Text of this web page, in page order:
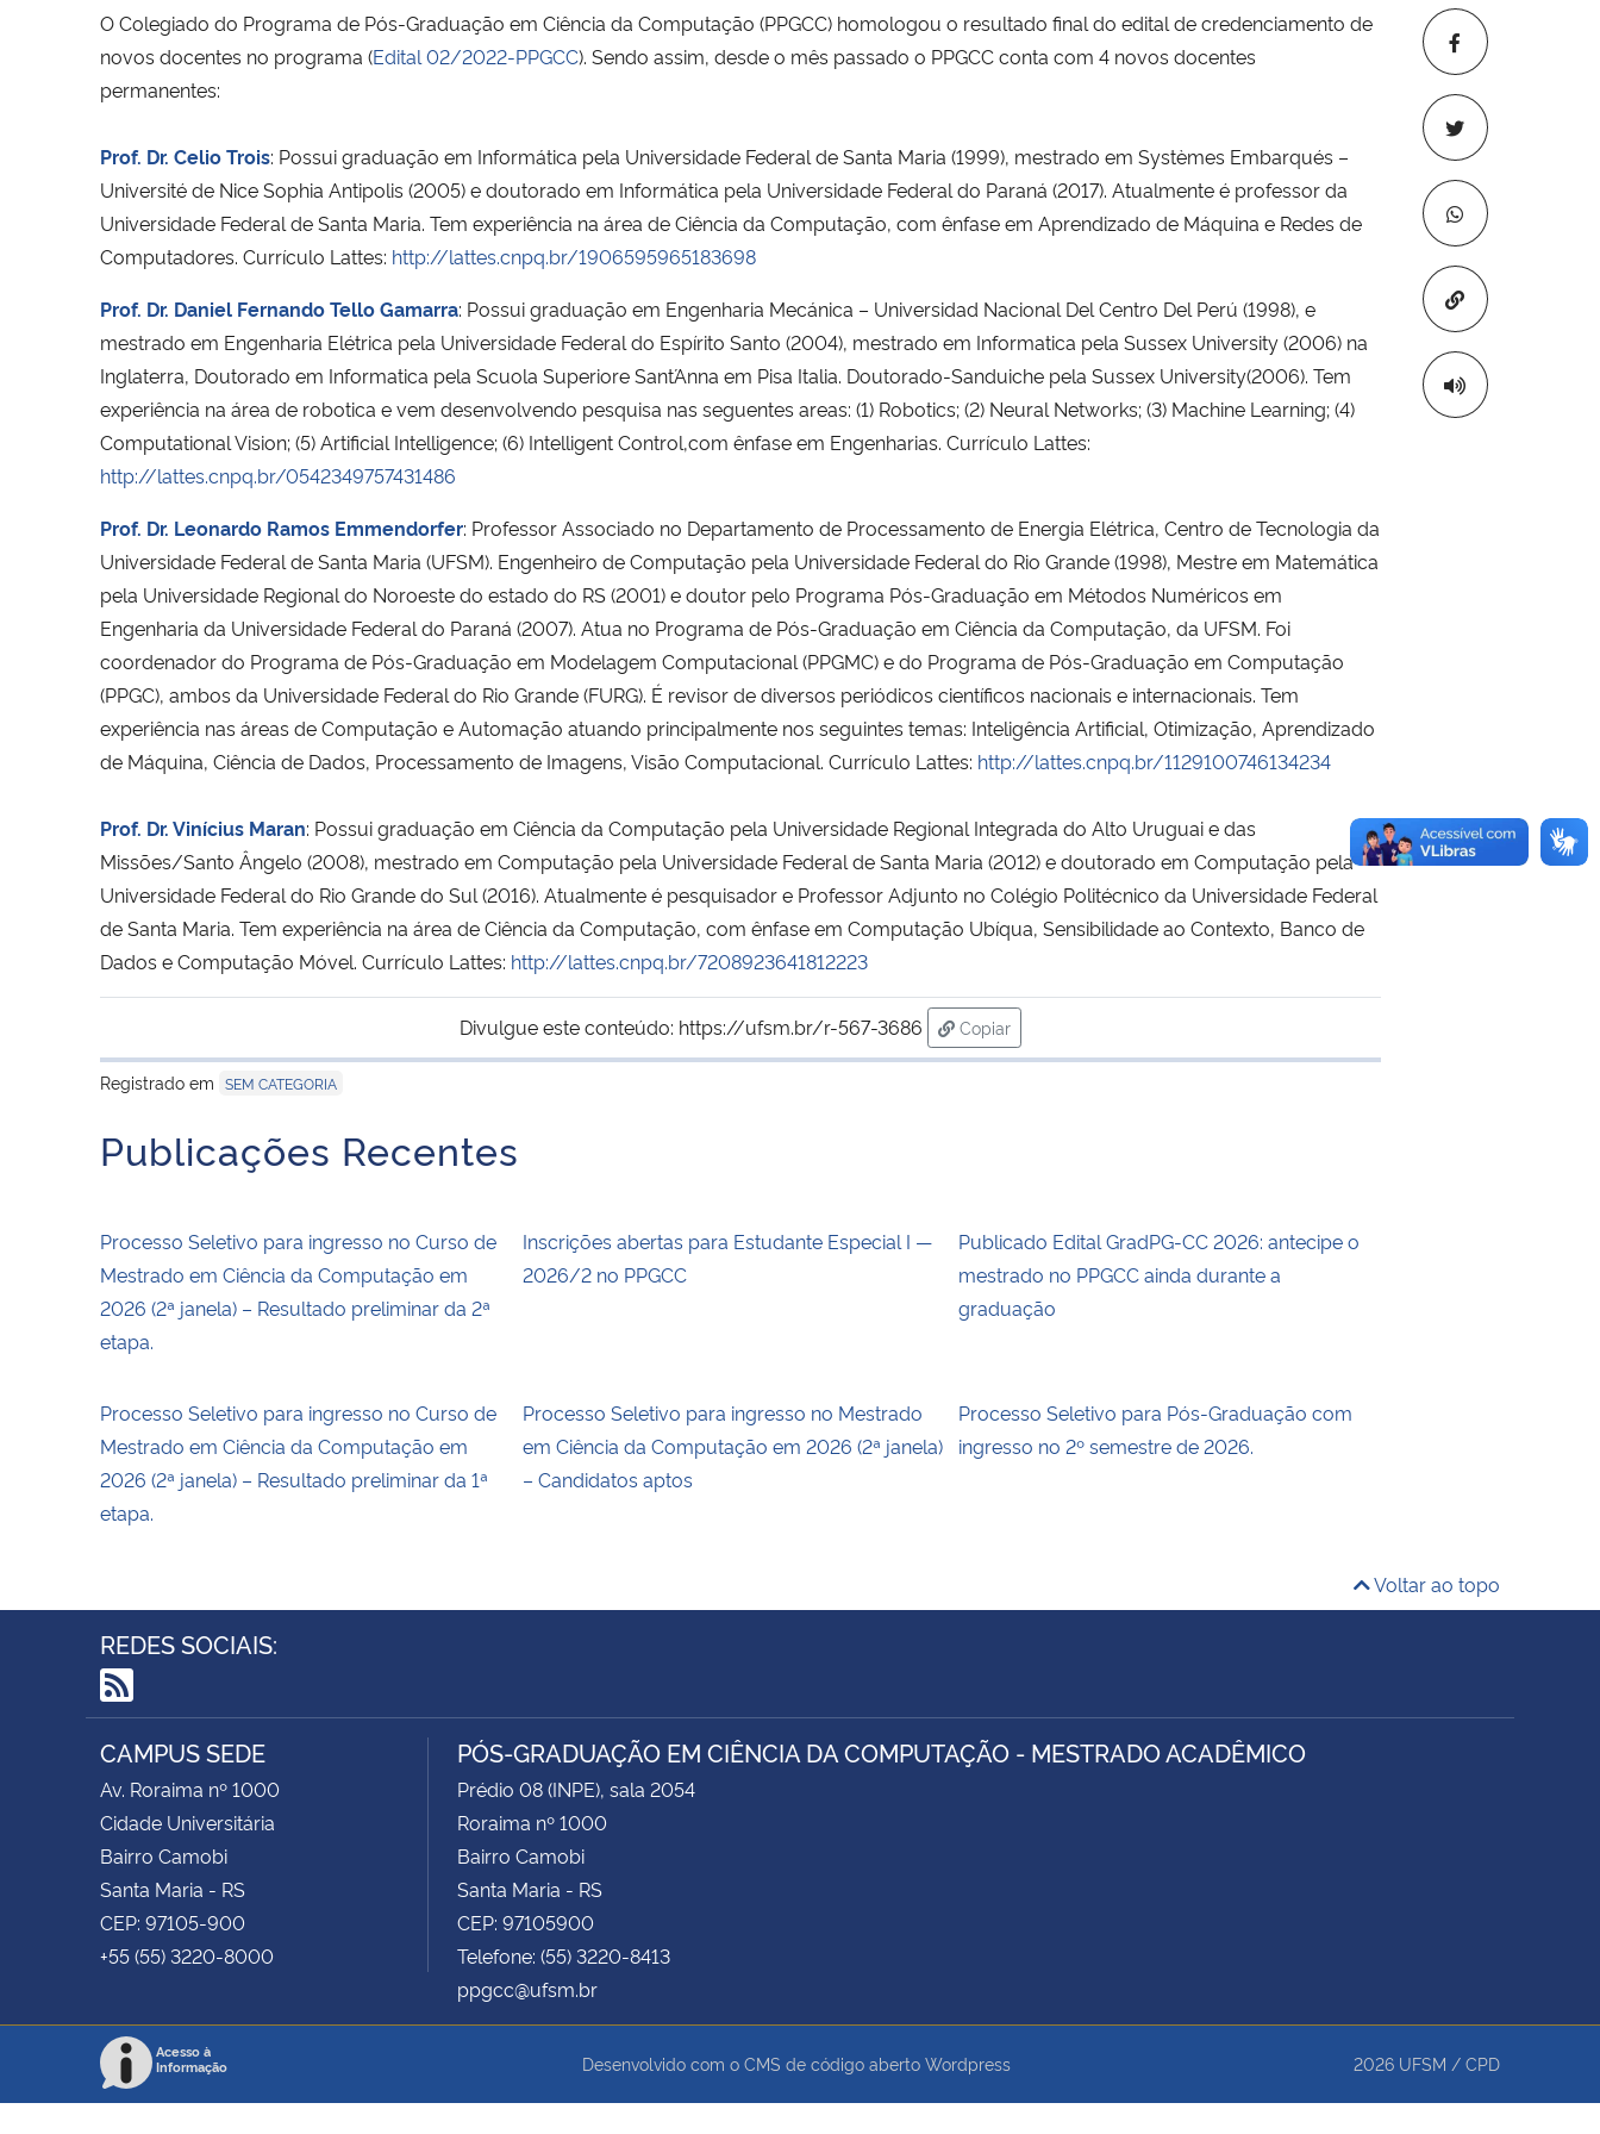
Copiar para
O Colegiado do Programa de Pós-Graduação em Ciência da Computação (PPGCC) homologou o resultado final do edital de credenciamento de
novos docentes no programa (Edital 02/2022-PPGCC). Sendo assim, desde o mês passado o PPGCC conta com 4 novos docentes
permanentes:
Prof. Dr. Celio Trois: Possui graduação em Informática pela Universidade Federal de Santa Maria (1999), mestrado em Systèmes Embarqués –
Université de Nice Sophia Antipolis (2005) e doutorado em Informática pela Universidade Federal do Paraná (2017). Atualmente é professor da
Universidade Federal de Santa Maria. Tem experiência na área de Ciência da Computação, com ênfase em Aprendizado de Máquina e Redes de
Computadores. Currículo Lattes: http://lattes.cnpq.br/1906595965183698
Prof. Dr. Daniel Fernando Tello Gamarra: Possui graduação em Engenharia Mecánica – Universidad Nacional Del Centro Del Perú (1998), e
mestrado em Engenharia Elétrica pela Universidade Federal do Espírito Santo (2004), mestrado em Informatica pela Sussex University (2006) na
Inglaterra, Doutorado em Informatica pela Scuola Superiore Sant´Anna em Pisa Italia. Doutorado-Sanduiche pela Sussex University(2006). Tem
experiência na área de robotica e vem desenvolvendo pesquisa nas seguentes areas: (1) Robotics; (2) Neural Networks; (3) Machine Learning; (4)
Computational Vision; (5) Artificial Intelligence; (6) Intelligent Control,com ênfase em Engenharias. Currículo Lattes:
http://lattes.cnpq.br/0542349757431486
Prof. Dr. Leonardo Ramos Emmendorfer: Professor Associado no Departamento de Processamento de Energia Elétrica, Centro de Tecnologia da
Universidade Federal de Santa Maria (UFSM). Engenheiro de Computação pela Universidade Federal do Rio Grande (1998), Mestre em Matemática
pela Universidade Regional do Noroeste do estado do RS (2001) e doutor pelo Programa Pós-Graduação em Métodos Numéricos em
Engenharia da Universidade Federal do Paraná (2007). Atua no Programa de Pós-Graduação em Ciência da Computação, da UFSM. Foi
coordenador do Programa de Pós-Graduação em Modelagem Computacional (PPGMC) e do Programa de Pós-Graduação em Computação
(PPGC), ambos da Universidade Federal do Rio Grande (FURG). É revisor de diversos periódicos científicos nacionais e internacionais. Tem
experiência nas áreas de Computação e Automação atuando principalmente nos seguintes temas: Inteligência Artificial, Otimização, Aprendizado
de Máquina, Ciência de Dados, Processamento de Imagens, Visão Computacional. Currículo Lattes: http://lattes.cnpq.br/1129100746134234
Prof. Dr. Vinícius Maran: Possui graduação em Ciência da Computação pela Universidade Regional Integrada do Alto Uruguai e das
Missões/Santo Ângelo (2008), mestrado em Computação pela Universidade Federal de Santa Maria (2012) e doutorado em Computação pela
Universidade Federal do Rio Grande do Sul (2016). Atualmente é pesquisador e Professor Adjunto no Colégio Politécnico da Universidade Federal
de Santa Maria. Tem experiência na área de Ciência da Computação, com ênfase em Computação Ubíqua, Sensibilidade ao Contexto, Banco de
Dados e Computação Móvel. Currículo Lattes: http://lattes.cnpq.br/7208923641812223
Divulgue este conteúdo: https://ufsm.br/r-567-3686
Copiar
para área de transferência
Registrado em SEM CATEGORIA
Publicações Recentes
Processo Seletivo para ingresso no Curso de
Mestrado em Ciência da Computação em
2026 (2ª janela) – Resultado preliminar da 2ª
etapa.
Inscrições abertas para Estudante Especial I —
2026/2 no PPGCC
Publicado Edital GradPG-CC 2026: antecipe o
mestrado no PPGCC ainda durante a
graduação
Processo Seletivo para ingresso no Curso de
Mestrado em Ciência da Computação em
2026 (2ª janela) – Resultado preliminar da 1ª
etapa.
Processo Seletivo para ingresso no Mestrado
em Ciência da Computação em 2026 (2ª janela)
– Candidatos aptos
Processo Seletivo para Pós-Graduação com
ingresso no 2º semestre de 2026.
Voltar ao topo
REDES SOCIAIS:
RSS
CAMPUS SEDE
Av. Roraima nº 1000
Cidade Universitária
Bairro Camobi
Santa Maria - RS
CEP: 97105-900
+55 (55) 3220-8000
PÓS-GRADUAÇÃO EM CIÊNCIA DA COMPUTAÇÃO - MESTRADO ACADÊMICO
Prédio 08 (INPE), sala 2054
Roraima nº 1000
Bairro Camobi
Santa Maria - RS
CEP: 97105900
Telefone: (55) 3220-8413
ppgcc@ufsm.br
Acesso à
Informação
Desenvolvido com o CMS de código aberto Wordpress 2026 UFSM / CPD